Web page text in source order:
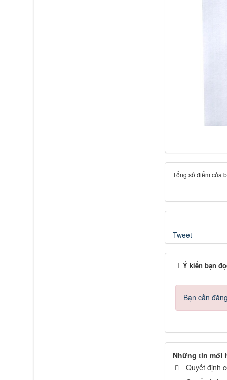
Tổng số điểm của
Tweet
Ý kiến bạn
Bạn cần
Những tin mới
Quyết định